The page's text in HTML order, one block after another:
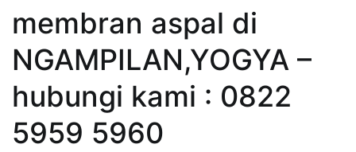
membran aspal di
NGAMPILAN,YOGYA –
hubungi kami : 0822
5959 5960